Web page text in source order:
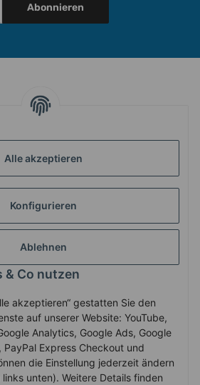
Alle akzeptieren
Konfigurieren
Ablehnen
& Co nutzen
akzeptieren“ gestatten Sie den
auf unserer Website: YouTube,
Analytics, Google Ads, Google
PayPal Express Checkout und
die Einstellung jederzeit ändern
unten). Weitere Details finden
Abonnieren
INFORMATIONEN
& VERSAND
widerrufen
gesetzlicher USt., zzgl.Versand
Hotline +43-7758-30410